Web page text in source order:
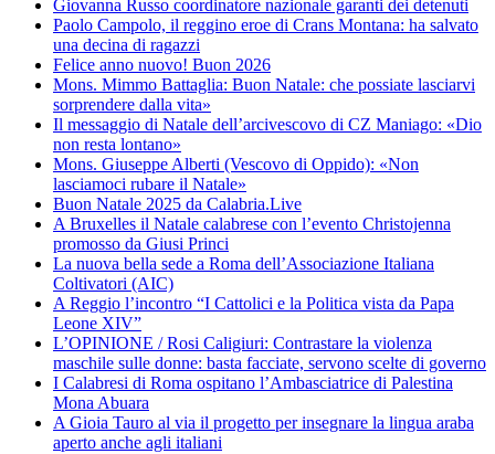
Giovanna Russo coordinatore nazionale garanti dei detenuti
Paolo Campolo, il reggino eroe di Crans Montana: ha salvato
una decina di ragazzi
Felice anno nuovo! Buon 2026
Mons. Mimmo Battaglia: Buon Natale: che possiate lasciarvi
sorprendere dalla vita»
Il messaggio di Natale dell’arcivescovo di CZ Maniago: «Dio
non resta lontano»
Mons. Giuseppe Alberti (Vescovo di Oppido): «Non
lasciamoci rubare il Natale»
Buon Natale 2025 da Calabria.Live
A Bruxelles il Natale calabrese con l’evento Christojenna
promosso da Giusi Princi
La nuova bella sede a Roma dell’Associazione Italiana
Coltivatori (AIC)
A Reggio l’incontro “I Cattolici e la Politica vista da Papa
Leone XIV”
L’OPINIONE / Rosi Caligiuri: Contrastare la violenza
maschile sulle donne: basta facciate, servono scelte di governo
I Calabresi di Roma ospitano l’Ambasciatrice di Palestina
Mona Abuara
A Gioia Tauro al via il progetto per insegnare la lingua araba
aperto anche agli italiani